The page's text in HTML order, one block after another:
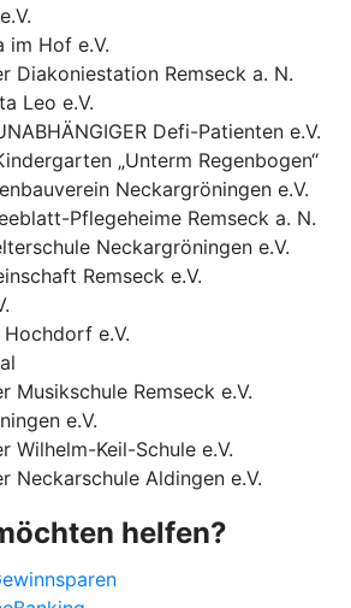
im Hof e.V.
Diakoniestation Remseck a. N.
Leo e.V.
Defi-Patienten e.V.
„Unterm Regenbogen“
Neckargröningen e.V.
Pflegeheime Remseck a. N.
Neckargröningen e.V.
Remseck e.V.
e.V.
Musikschule Remseck e.V.
e.V.
Wilhelm-Keil-Schule e.V.
Neckarschule Aldingen e.V.
helfen?